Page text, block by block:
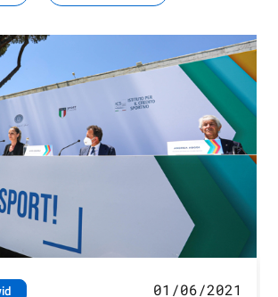
01/06/2021